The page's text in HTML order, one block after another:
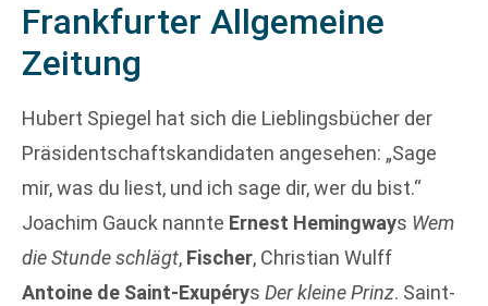
Frankfurter Allgemeine
Zeitung
Hubert Spiegel hat sich die Lieblingsbücher der
Präsidentschaftskandidaten angesehen: „Sage
mir, was du liest, und ich sage dir, wer du bist.“
Joachim Gauck nannte Ernest Hemingways Wem
die Stunde schlägt, Fischer, Christian Wulff
Antoine de Saint-Exupérys Der kleine Prinz. Saint-